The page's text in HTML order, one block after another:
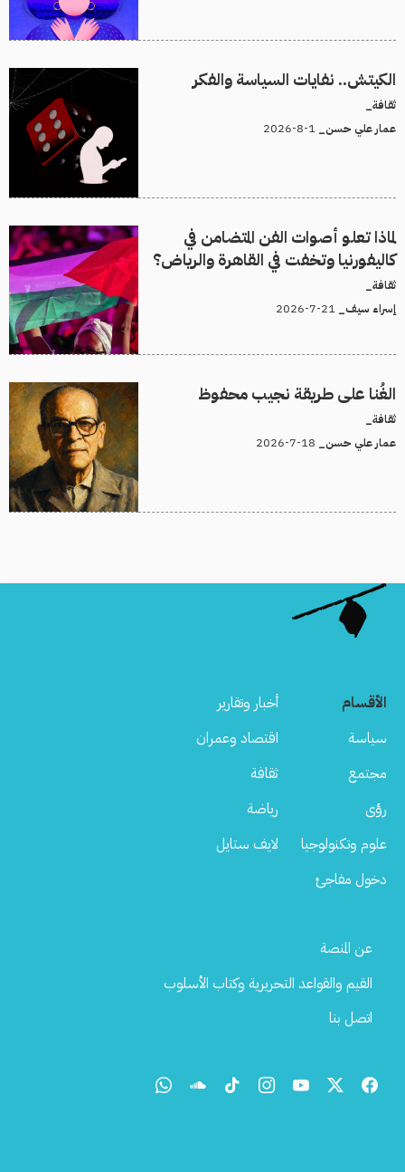
الكيتش.. نفايات السياسة والفكر
ثقافة_
عمار علي حسن_
لماذا تعلو أصوات الفن المتضامن في
كاليفورنيا وتخفت في القاهرة والرياض؟
ثقافة_
إسراء سيف_
الغُنا على طريقة نجيب محفوظ
ثقافة_
عمار علي حسن_
الأقسام
أخبار وتقارير
سياسة
اقتصاد وعمران
مجتمع
ثقافة
رؤى
رياضة
علوم وتكنولوجيا
لايف ستايل
دخول مفاجئ
Footer
عن المنصة
القيم والقواعد التحريرية وكتاب الأسلوب
اتصل بنا